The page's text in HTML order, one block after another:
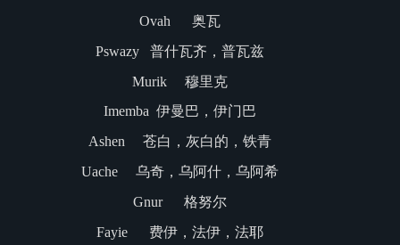
Ovah 奥瓦
Pswazy 普什瓦齐，普瓦兹
Murik 穆里克
Imemba 伊曼巴，伊门巴
Ashen 苍白，灰白的，铁青
Uache 乌奇，乌阿什，乌阿希
Gnur 格努尔
Fayie 费伊，法伊，法耶